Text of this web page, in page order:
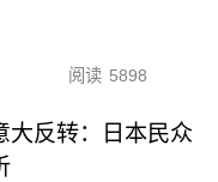
阅读 5898
大反转：日本民众